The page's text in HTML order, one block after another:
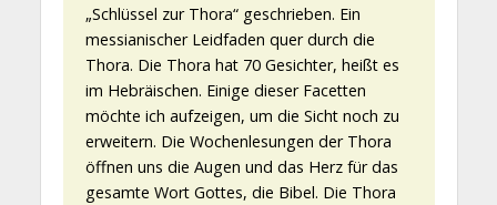
„Schlüssel zur Thora“ geschrieben. Ein
messianischer Leidfaden quer durch die
Thora. Die Thora hat 70 Gesichter, heißt es
im Hebräischen. Einige dieser Facetten
möchte ich aufzeigen, um die Sicht noch zu
erweitern. Die Wochenlesungen der Thora
öffnen uns die Augen und das Herz für das
gesamte Wort Gottes, die Bibel. Die Thora